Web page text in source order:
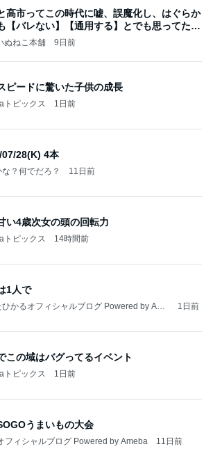
高市ってこの時代に嘘、誤魔化し、はぐらか
【バレない】【通用する】とでも思ってたん
ぬねこ本舗 9日前
ピードに驚いた子供の成長
トピックス 1日前
07/28(K) 4本
？何でだろ？ 11日前
い4歳次女の頭の回転力
トピックス 14時間前
1人で
ひかるオフィシャルブログ Powered by Ame
1日前
この域はバグってるイベント
トピックス 1日前
うまいもの大会
フィシャルブログ Powered by Ameba 11日前